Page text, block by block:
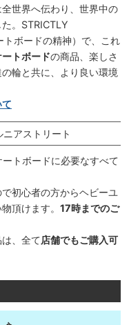
世界へ伝わり、世界中の
。STRICTLY
ボードの精神）で、これ
トボードの商品、楽しさ
輪と共に、より良い環境
アストリート
ートボードに必要なすべて
初心者の方からヘビーユ
頂けます。 17時までのご
、全て店舗でもご購入可